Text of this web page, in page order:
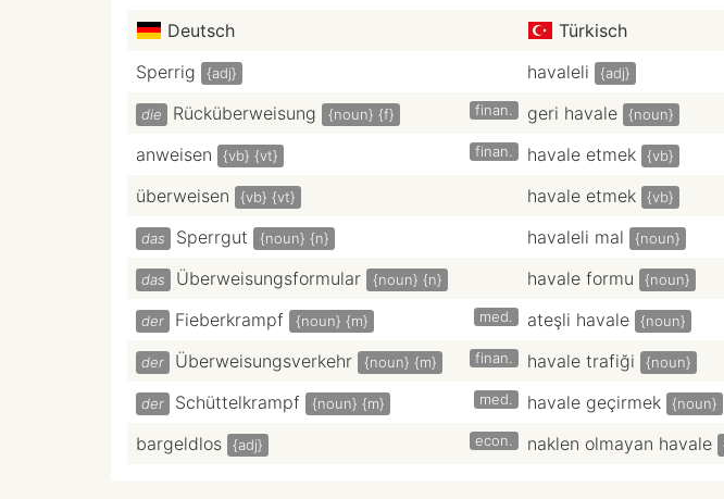
Deutsch
Türkisch
Sperrig
{adj} havaleli {adj}
die Rücküberweisung {noun} {f} finan. geri havale {noun}
anweisen {vb} {vt} finan. havale etmek {vb}
überweisen {vb} {vt} havale etmek {vb}
das Sperrgut {noun} {n} havaleli mal {noun}
das Überweisungsformular {noun} {n} havale formu {noun}
der Fieberkrampf {noun} {m} med. ateşli havale {noun}
der Überweisungsverkehr {noun} {m} finan. havale trafiği {noun}
der Schüttelkrampf {noun} {m} med. havale geçirmek {noun}
bargeldlos {adj} econ. naklen olmayan havale